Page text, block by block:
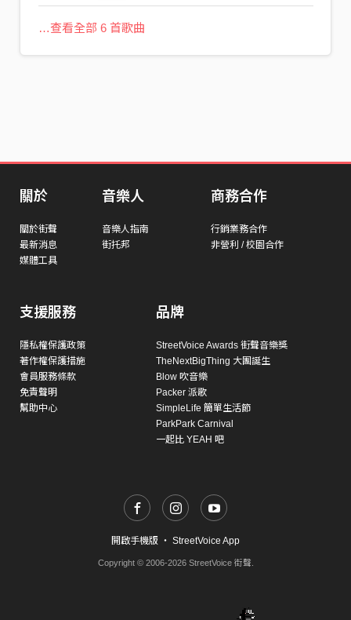
…查看全部 6 首歌曲
關於
關於街聲
最新消息
媒體工具
音樂人
音樂人指南
街托邦
商務合作
行銷業務合作
非營利 / 校園合作
支援服務
隱私權保護政策
著作權保護措施
會員服務條款
免責聲明
幫助中心
品牌
StreetVoice Awards 街聲音樂獎
TheNextBigThing 大團誕生
Blow 吹音樂
Packer 派歌
SimpleLife 簡單生活節
ParkPark Carnival
一起比 YEAH 吧
開啟手機版 ・ StreetVoice App
Copyright © 2006-2026 StreetVoice 街聲.